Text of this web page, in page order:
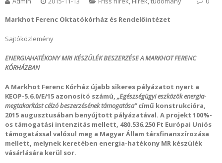
Markhot Ferenc Oktatókórház és Rendelőintézet
Sajtóközlemény
ENERGIAHATÉKONY MRI KÉSZÜLÉK BESZERZÉSE A MARKHOT FERENC
KÓRHÁZBAN
A Markhot Ferenc Kórház újabb sikeres pályázatot nyert a
KEOP-5.6.0/E/15 azonosító számú, „Egészségügyi eszközök energia-
megtakarítást célzó beszerzésének támogatása”című konstrukcióra,
2015 augusztusában benyújtott pályázatával. A projekt 100%-
os támogatási intenzitás mellett, 480.536.250 Ft Európai Uniós
támogatással valósul meg a Magyar Állam társfinanszírozása
mellett, melynek keretében energia-hatékony MR készülék
vásárlására kerül sor.